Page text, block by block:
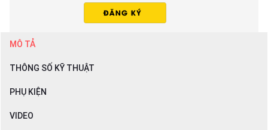
MÔ TẢ
THÔNG SỐ KỸ THUẬT
PHỤ KIỆN
VIDEO